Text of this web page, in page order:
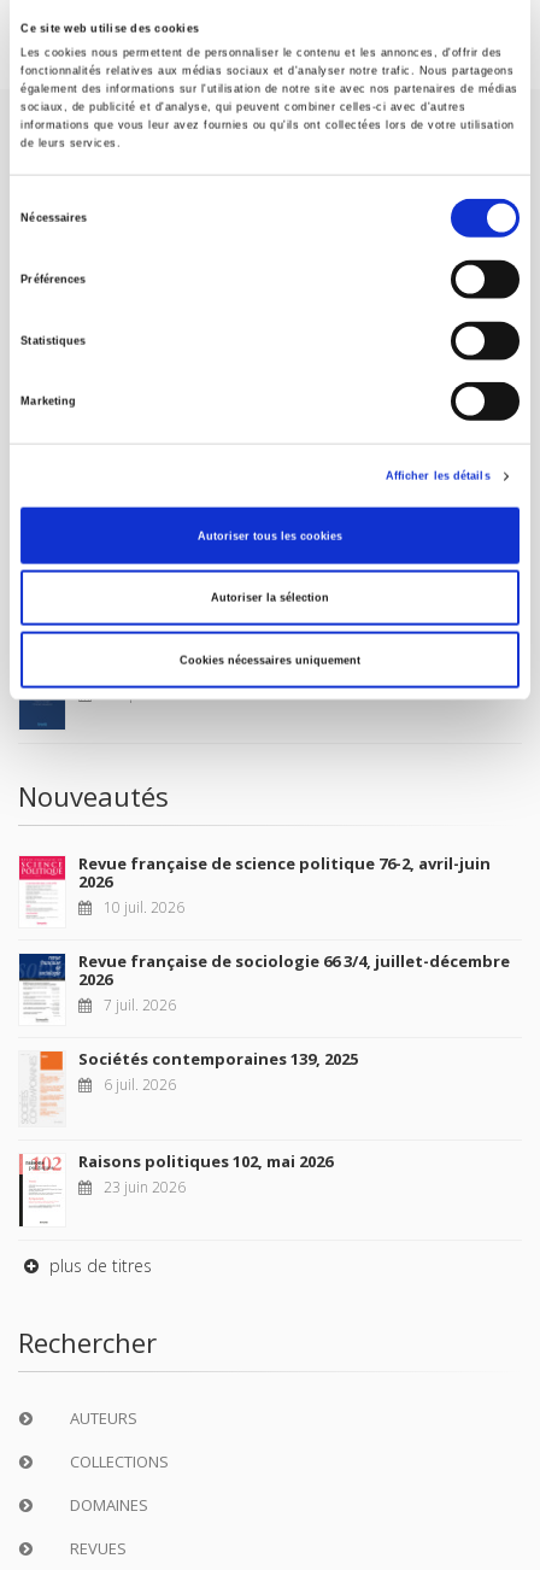
Ce site web utilise des cookies
Les cookies nous permettent de personnaliser le contenu et les annonces, d'offrir des
fonctionnalités relatives aux médias sociaux et d'analyser notre trafic. Nous partageons
également des informations sur l'utilisation de notre site avec nos partenaires de médias
sociaux, de publicité et d'analyse, qui peuvent combiner celles-ci avec d'autres
informations que vous leur avez fournies ou qu'ils ont collectées lors de votre utilisation
de leurs services.
Nécessaires
Préférences
Statistiques
Marketing
Afficher les détails
Autoriser tous les cookies
Autoriser la sélection
Cookies nécessaires uniquement
Maison d'édition dédiée aux sciences humaines et sociales, les
Presses de Sciences Po participent depuis leur création en 1976
à la transmission des savoirs et des idées
FOREIGN RIGHTS
POUR LES LIBRAIRES
La France et l'Union européenne
4 sept. 2026
Nouveautés
Revue française de science politique 76-2, avril-juin
2026
10 juil. 2026
Revue française de sociologie 66 3/4, juillet-décembre
2026
7 juil. 2026
Sociétés contemporaines 139, 2025
6 juil. 2026
Raisons politiques 102, mai 2026
23 juin 2026
plus de titres
Rechercher
AUTEURS
COLLECTIONS
DOMAINES
REVUES